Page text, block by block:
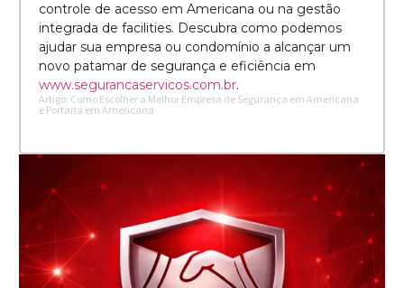
controle de acesso em Americana ou na gestão
integrada de facilities. Descubra como podemos
ajudar sua empresa ou condomínio a alcançar um
novo patamar de segurança e eficiência em
www.segurancaservicos.com.br.
Artigo: Como Escolher a Melhor Empresa de Segurança em Americana
e Portaria em Americana